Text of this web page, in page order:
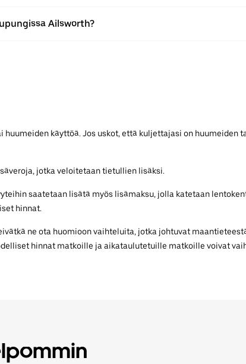
Ailsworth?
käyttöä. Jos uskot, että kuljettajasi on huumeiden
jotka veloitetaan tietullien lisäksi.
saatetaan lisätä myös lisämaksu, jolla katetaan
hinnat.
ne ota huomioon vaihteluita, jotka johtuvat
hinnat matkoille ja aikataulutetuille matkoille voivat